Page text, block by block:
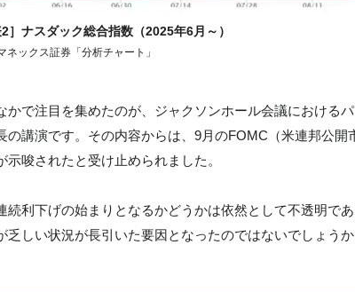
2］ナスダック総合指数（2025年6月～）
ネックス証券「分析チャート」
かで注目を集めたのが、ジャクソンホール会議における
の講演です。その内容からは、9月のFOMC（米連邦公開
示唆されたと受け止められました。
続利下げの始まりとなるかどうかは依然として不透明で
乏しい状況が長引いた要因となったのではないでしょうか